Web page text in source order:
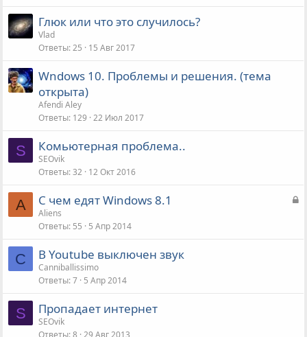
Глюк или что это случилось?
Vlad
Ответы 25 15 Авг 2017
Wndows 10. Проблемы и решения. (тема
открыта)
Afendi Aley
Ответы 129 22 Июл 2017
S Комьютерная проблема..
SEOvik
Ответы 32 12 Окт 2016
A
З
С чем едят Windows 8.1
Aliens
Ответы 55 5 Апр 2014
C В Youtube выключен звук
Canniballissimo
Ответы 7 5 Апр 2014
S Пропадает интернет
SEOvik
Ответы 8 29 Авг 2013